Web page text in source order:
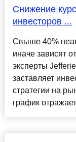
Снижение
инвесторов ...
Свыше 40%
иначе зависят
эксперты
заставляет
стратегии на
график